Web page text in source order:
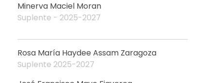
Minerva Maciel Moran
Suplente - 2025-2027
Rosa María Haydee Assam Zaragoza
Suplente 2025-2027